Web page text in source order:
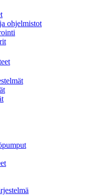
ohjelmistot